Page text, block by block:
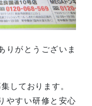
りがとうございま
しております。
やすい研修と安心